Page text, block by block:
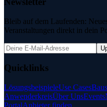
Bleib auf dem Laufenden:
Veranstaltungen direkt in dein
Quicklinks
LösungsbeispieleUse Cases
AnwenderkreisÜber UnsEvents
PortalAnbieter finden